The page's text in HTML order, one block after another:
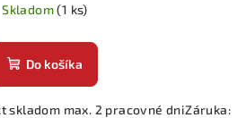
Skladom(1 ks)
Do košíka
skladom max. 2 pracovné dniZáruka: